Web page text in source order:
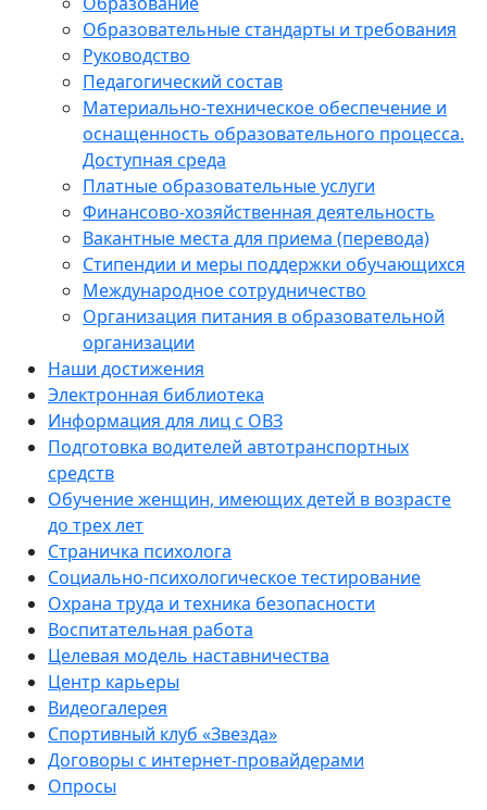
Образовательные стандарты и требования
Руководство
Педагогический состав
Материально-техническое обеспечение и
оснащенность образовательного процесса.
Доступная среда
Платные образовательные услуги
Финансово-хозяйственная деятельность
Вакантные места для приема (перевода)
Стипендии и меры поддержки обучающихся
Международное сотрудничество
Организация питания в образовательной
организации
Наши достижения
Электронная библиотека
Информация для лиц с ОВЗ
Подготовка водителей автотранспортных
средств
Обучение женщин, имеющих детей в возрасте
до трех лет
Страничка психолога
Социально-психологическое тестирование
Охрана труда и техника безопасности
Воспитательная работа
Целевая модель наставничества
Центр карьеры
Видеогалерея
Спортивный клуб «Звезда»
Договоры с интернет-провайдерами
Опросы